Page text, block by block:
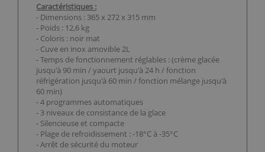
Caractéristiques :
- Dimensions : 365 x 272 x 315 mm
- Poids : 12,6 kg
- Coloris : noir mat
- Cuve en inox amovible 2L
- Temps de fonctionnement réglables : (crème glacée
jusqu'à 90 min / yaourt jusqu'à 24 h / fonction
réfrigération jusqu'à 60 min / fonction mélange jusqu'à
60 min)
- 4 programmes automatiques
- 3 niveaux de consistance de la glace
- Silencieuse et compacte
- Plage de refroidissement : -18°C à -35°C
- Arrêt de sécurité du moteur